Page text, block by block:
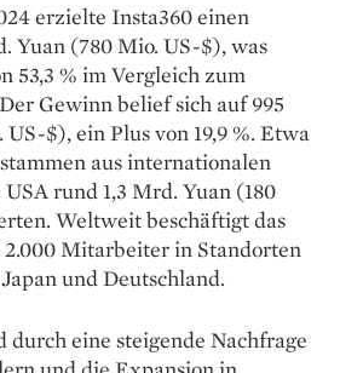
erzielte Insta360 einen
Yuan (780 Mio. US-$), was
53,3 % im Vergleich zum
Gewinn belief sich auf 995
$), ein Plus von 19,9 %. Etwa
aus internationalen
rund 1,3 Mrd. Yuan (180
Weltweit beschäftigt das
Mitarbeiter in Standorten
und Deutschland.
durch eine steigende Nachfrage